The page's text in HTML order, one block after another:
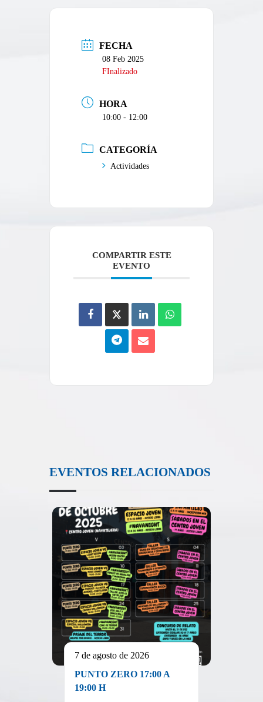
FECHA
08 Feb 2025
FInalizado
HORA
10:00 - 12:00
CATEGORÍA
Actividades
COMPARTIR ESTE
EVENTO
EVENTOS RELACIONADOS
7 de agosto de 2026
PUNTO ZERO 17:00 A
19:00 H